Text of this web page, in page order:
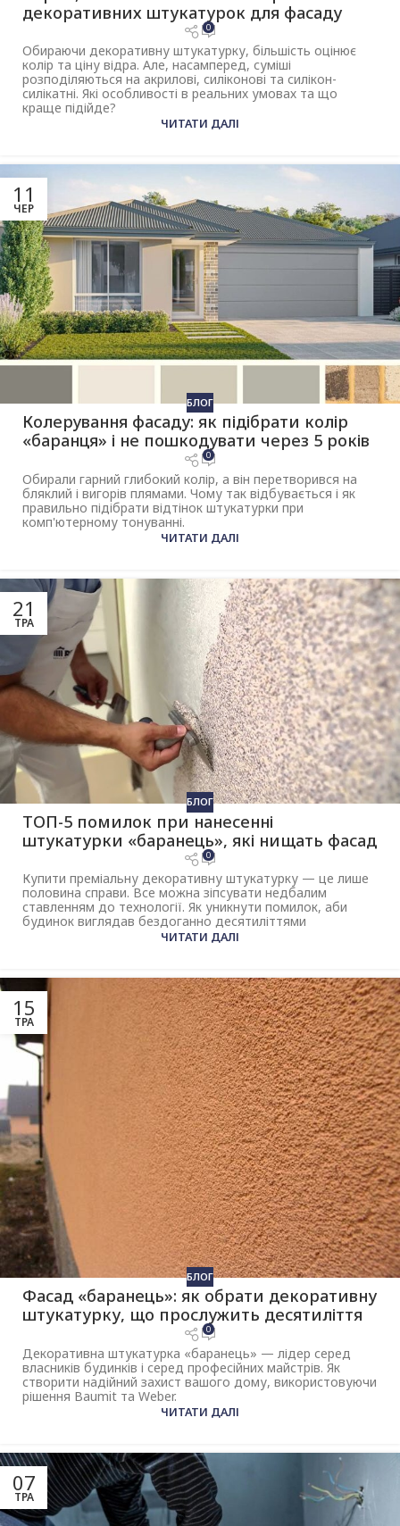
декоративних штукатурок для фасаду
0
Обираючи декоративну штукатурку, більшість оцінює
колір та ціну відра. Але, насамперед, суміші
розподіляються на акрилові, силіконові та силікон-
силікатні. Які особливості в реальних умовах та що
краще підійде?
ЧИТАТИ ДАЛІ
11
ЧЕР
БЛОГ
Колерування фасаду: як підібрати колір
«баранця» і не пошкодувати через 5 років
0
Обирали гарний глибокий колір, а він перетворився на
бляклий і вигорів плямами. Чому так відбувається і як
правильно підібрати відтінок штукатурки при
комп'ютерному тонуванні.
ЧИТАТИ ДАЛІ
21
ТРА
БЛОГ
ТОП-5 помилок при нанесенні
штукатурки «баранець», які нищать фасад
0
Купити преміальну декоративну штукатурку — це лише
половина справи. Все можна зіпсувати недбалим
ставленням до технології. Як уникнути помилок, аби
будинок виглядав бездоганно десятиліттями
ЧИТАТИ ДАЛІ
15
ТРА
БЛОГ
Фасад «баранець»: як обрати декоративну
штукатурку, що прослужить десятиліття
0
Декоративна штукатурка «баранець» — лідер серед
власників будинків і серед професійних майстрів. Як
створити надійний захист вашого дому, використовуючи
рішення Baumit та Weber.
ЧИТАТИ ДАЛІ
07
ТРА